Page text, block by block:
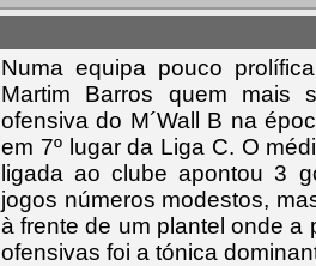
Numa equipa pouco
Martim Barros quem mais
ofensiva do M´Wall B na
em 7º lugar da Liga C. O
ligada ao clube apontou 3
jogos números modestos,
à frente de um plantel onde a
ofensivas foi a tónica